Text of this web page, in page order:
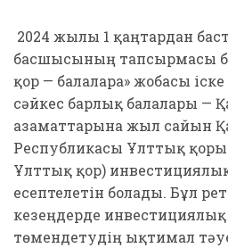
2024 жылғы 1 қаңтардан
басшысының тапсырмасы
қор — балаларға» жобасы
сәйкес барлық балалары —
азаматтарына жыл сайын
Республикасы Ұлттық
Ұлттық қор)
есептелетін болады. Бұл
кезеңдерде инвестициялық
төмендетудің ықтимал